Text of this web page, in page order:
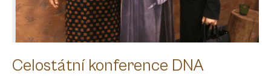
Celostátní konference DNA